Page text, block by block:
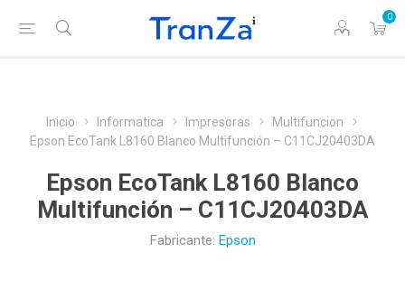
0
Inicio Informatica Impresoras
Multifuncion
Epson EcoTank L8160 Blanco Multifunción – C11CJ20403DA
Epson EcoTank L8160 Blanco
Multifunción – C11CJ20403DA
Fabricante: Epson